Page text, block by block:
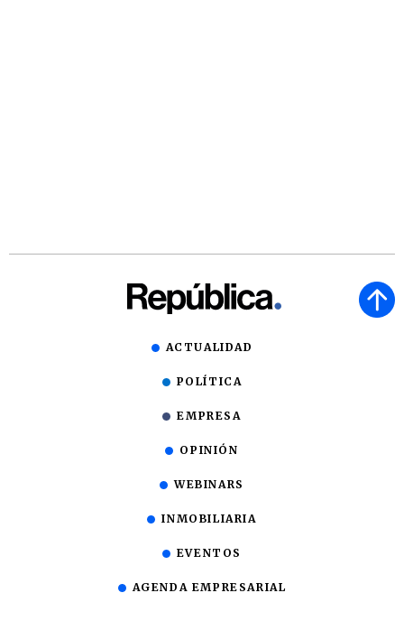
ACTUALIDAD
POLÍTICA
EMPRESA
OPINIÓN
WEBINARS
INMOBILIARIA
EVENTOS
AGENDA EMPRESARIAL